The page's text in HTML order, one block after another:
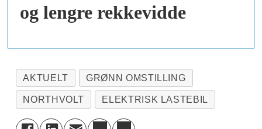
og lengre rekkevidde
AKTUELT GRØNN OMSTILLING
NORTHVOLT ELEKTRISK LASTEBIL